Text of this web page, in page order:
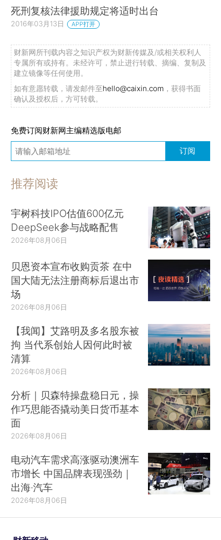
死刑复核法律援助规定将适时出台
2016年03月13日 APP打开
财新网所刊载内容之知识产权为财新传媒及/或相关权利人
专属所有或持有。未经许可，禁止进行转载、摘编、复制及
建立镜像等任何使用。
如有意愿转载，请发邮件至hello@caixin.com ，获得书面
确认及授权后，方可转载。
免费订阅财新网主编精选版电邮
订阅
推荐阅读
宇树科技IPO估值600亿元
DeepSeek参与战略配售
2026年08月06日
贝恩资本宣布收购贡茶 在中
国大陆无法注册商标后退出市
场
2026年08月06日
【我闻】艾路明及多名股东被
拘 当代系创始人因何此时被
清算
2026年08月06日
分析｜贝森特操盘稳日元，操
作巧思能否撬动美日货币基本
面
2026年08月06日
电动汽车需求高涨驱动澳洲车
市增长 中国品牌表现强劲｜
出海·汽车
2026年08月06日